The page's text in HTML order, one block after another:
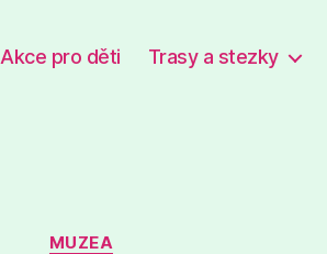
Akce pro děti Trasy a stezky
Rubriky
MUZEA